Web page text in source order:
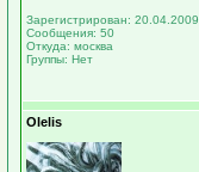
Зарегистрирован: 20.04.2009
Сообщения: 50
Откуда: москва
Группы: Нет
Olelis